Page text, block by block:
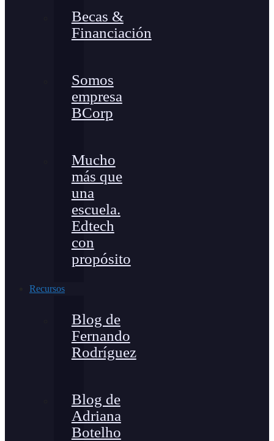
Becas &
Financiación
Somos
empresa
BCorp
Mucho
más que
una
escuela.
Edtech
con
propósito
Recursos
Blog de
Fernando
Rodríguez
Blog de
Adriana
Botelho